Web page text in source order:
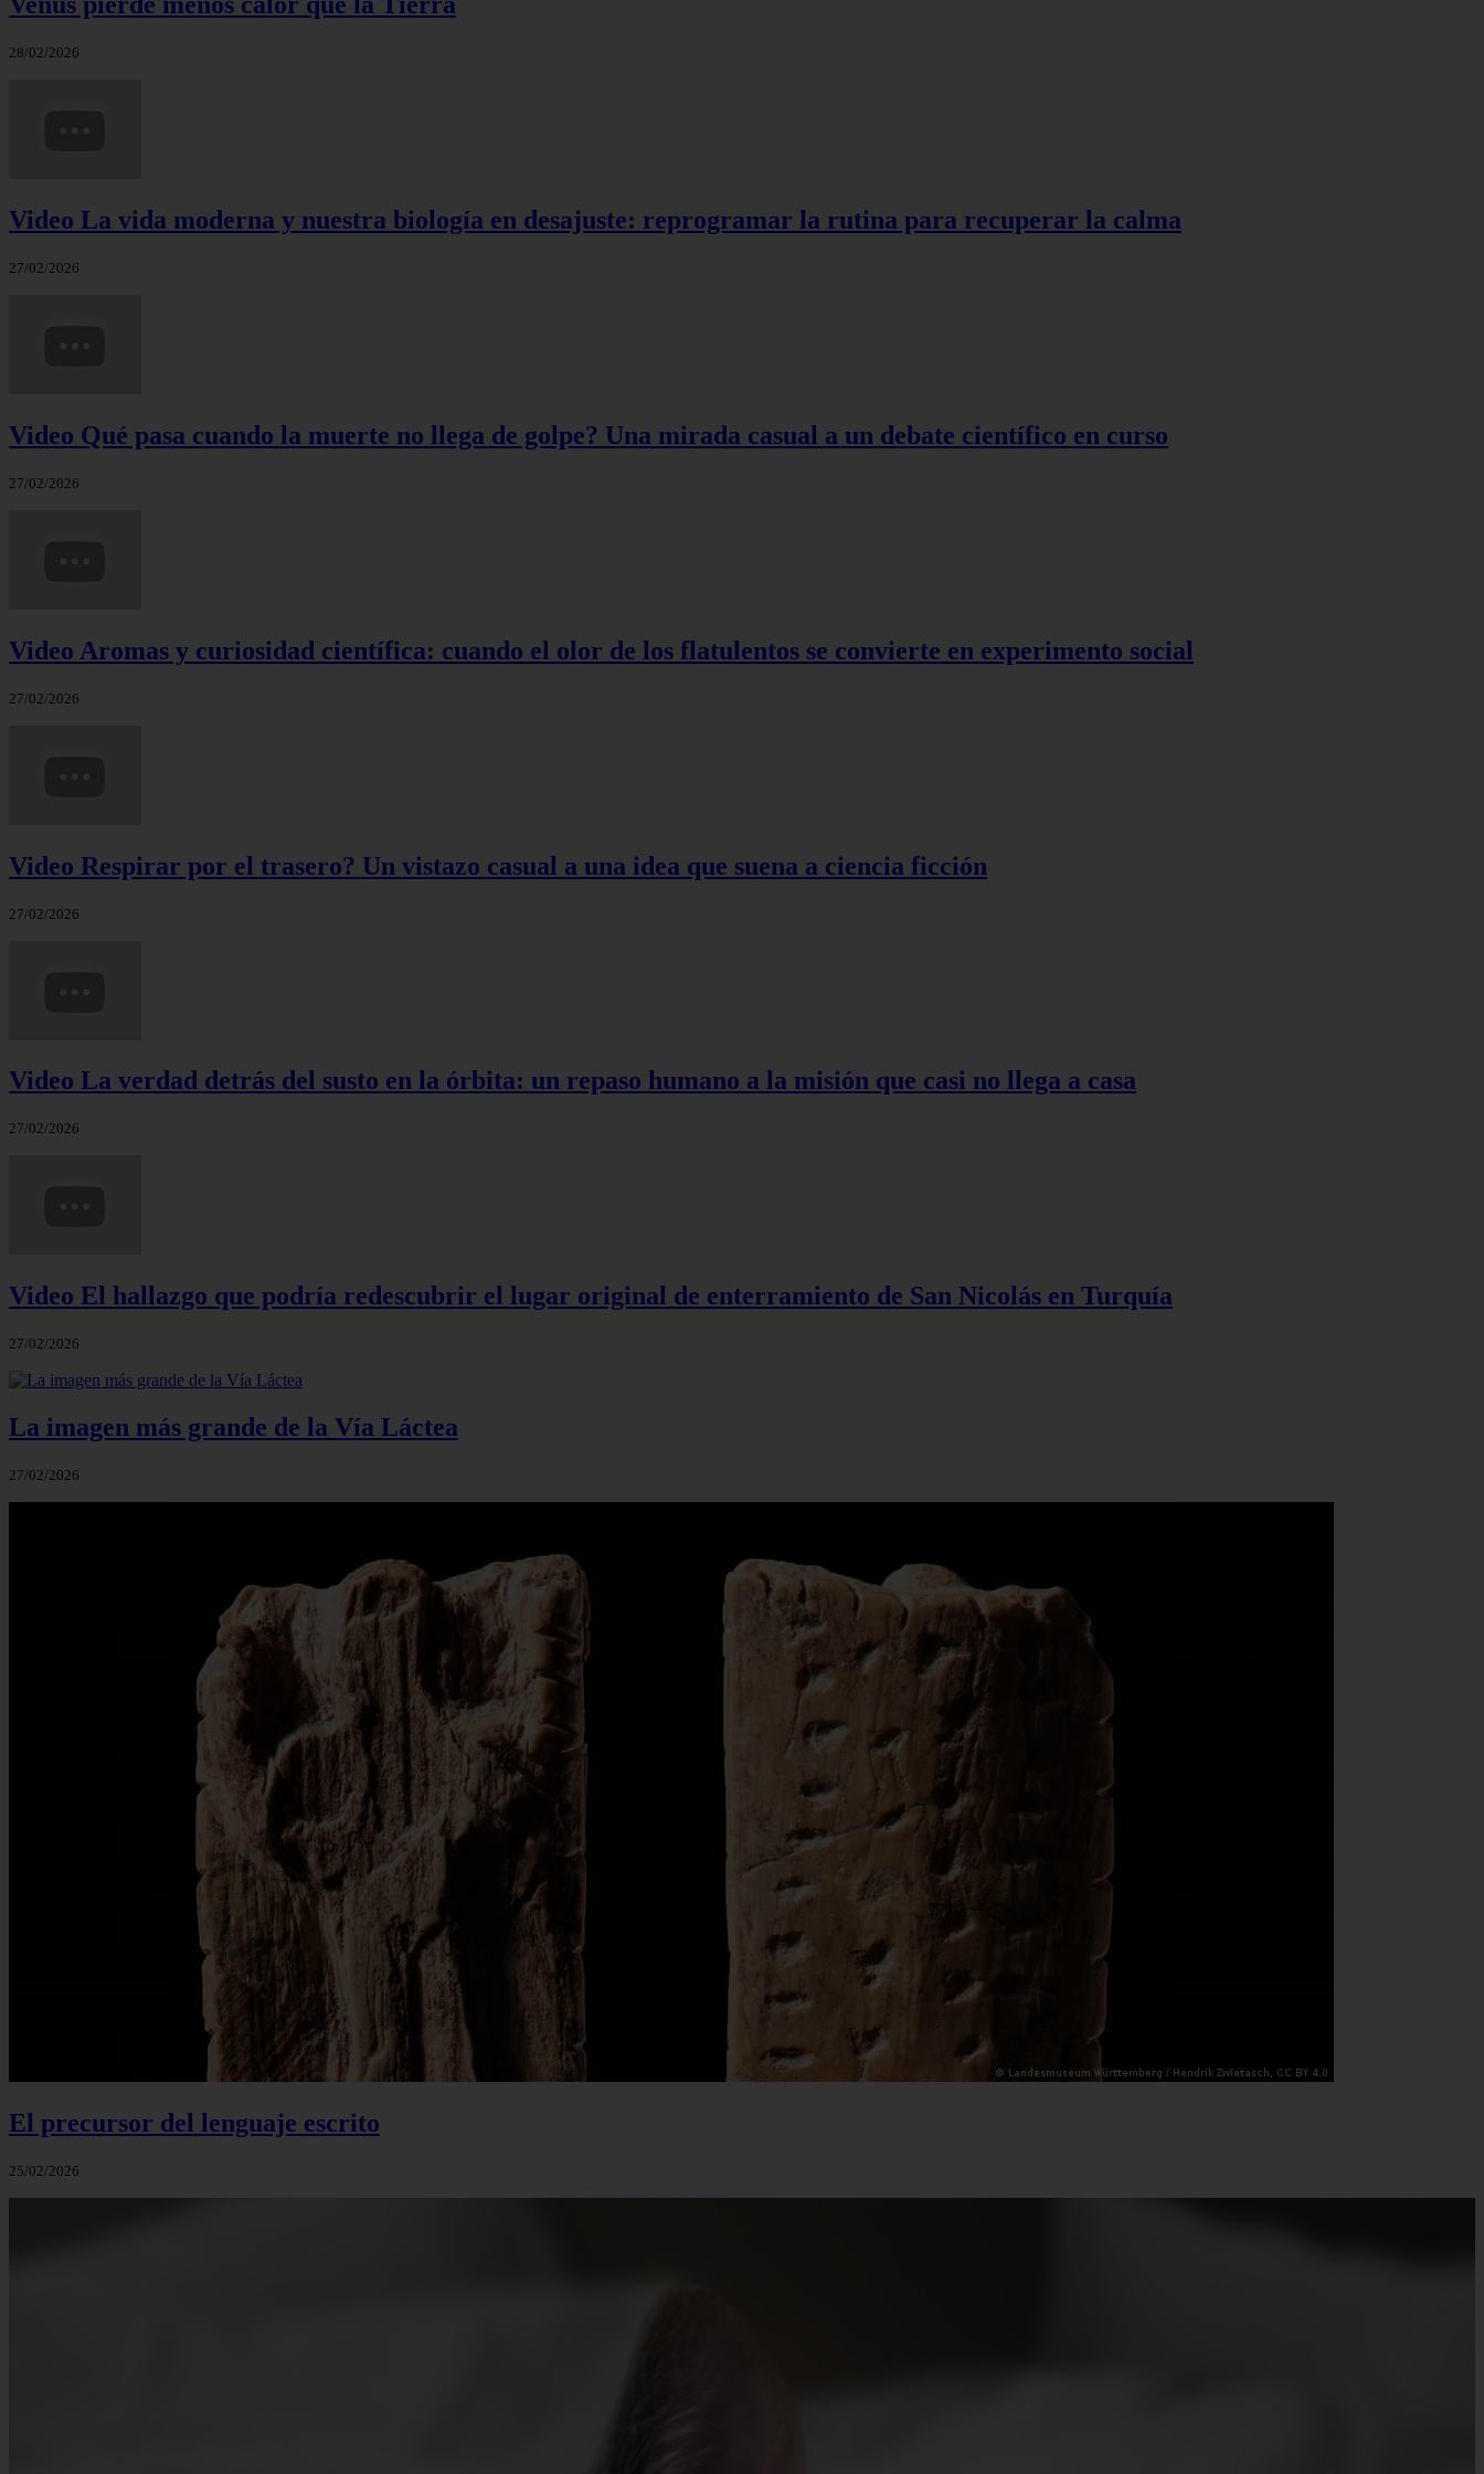
28/02/2026
Video La vida moderna y nuestra biología en desajuste: reprogramar la rutina para recuperar la calma
27/02/2026
Video Qué pasa cuando la muerte no llega de golpe? Una mirada casual a un debate científico en curso
27/02/2026
Video Aromas y curiosidad científica: cuando el olor de los flatulentos se convierte en experimento social
27/02/2026
Video Respirar por el trasero? Un vistazo casual a una idea que suena a ciencia ficción
27/02/2026
Video La verdad detrás del susto en la órbita: un repaso humano a la misión que casi no llega a casa
27/02/2026
Video El hallazgo que podría redescubrir el lugar original de enterramiento de San Nicolás en Turquía
27/02/2026
La imagen más grande de la Vía Láctea
27/02/2026
El precursor del lenguaje escrito
25/02/2026